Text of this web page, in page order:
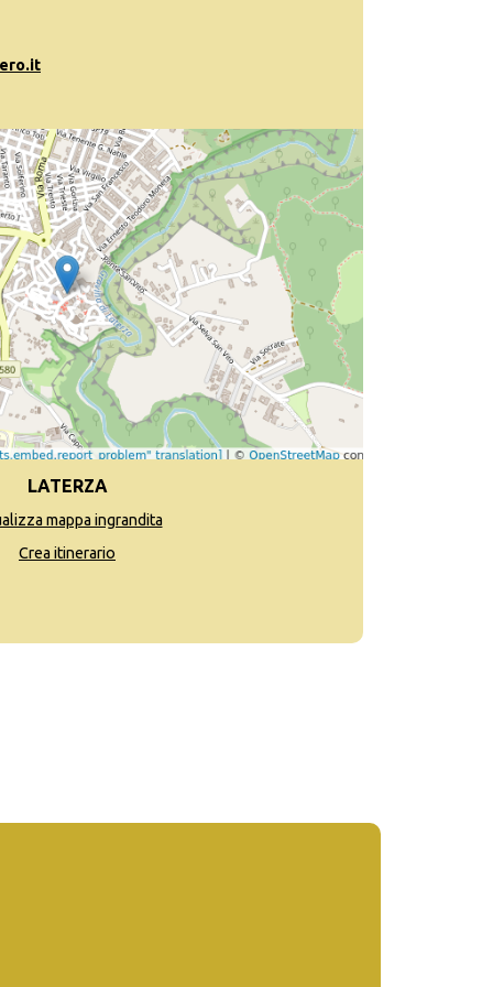
LATERZA
mappa ingrandita
Crea itinerario